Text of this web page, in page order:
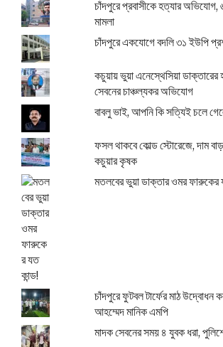
চাঁদপুরে প্রবাসীকে হত্যার অভিযোগ,
মামলা
চাঁদপুরে একযোগে বদলি ৩১ ইউপি
কচুয়ায় ভুয়া এনেস্থেসিয়া ডাক্তারের
সেবনের চাঞ্চল্যকর অভিযোগ
বাবলু ভাই, আপনি কি সত্যিই চলে
ফসল থাকবে কোল্ড স্টোরেজে, দাম
কচুয়ার কৃষক
মতলবের ভুয়া ডাক্তার ওমর ফারুকের
চাঁদপুরে ফুটবল টার্ফের মাঠ উদ্বোধন
আহম্মেদ মানিক এমপি
মাদক সেবনের সময় ৪ যুবক ধরা,